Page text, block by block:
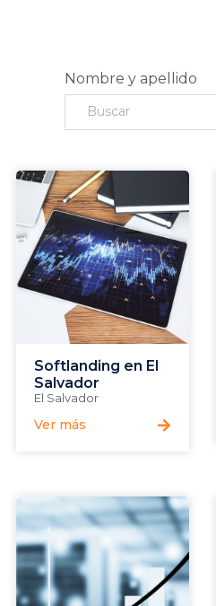
Nombre y apellido
Softlanding en El
Salvador
El Salvador
Ver más